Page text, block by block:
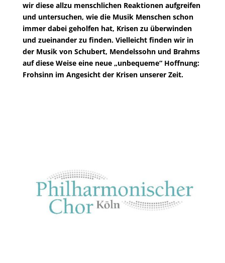
wir diese allzu menschlichen Reaktionen aufgreifen
und untersuchen, wie die Musik Menschen schon
immer dabei geholfen hat, Krisen zu überwinden
und zueinander zu finden. Vielleicht finden wir in
der Musik von Schubert, Mendelssohn und Brahms
auf diese Weise eine neue „unbequeme“ Hoffnung:
Frohsinn im Angesicht der Krisen unserer Zeit.